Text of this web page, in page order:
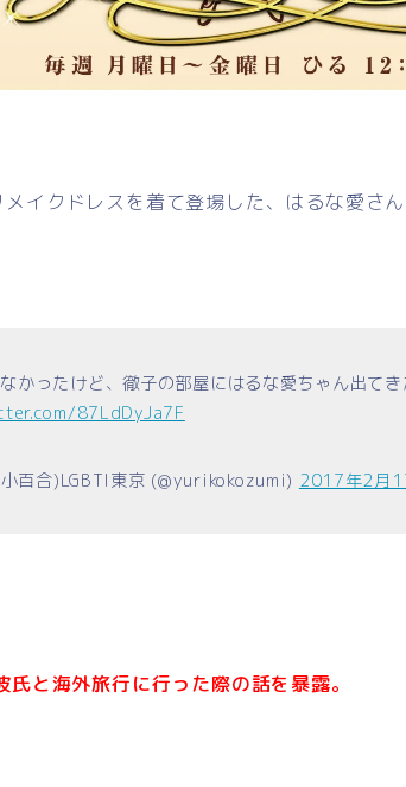
イクドレスを着て登場した、はるな愛さん
かったけど、徹子の部屋にはるな愛ちゃん出て
87LdDyJa7F
百合)LGBTI東京 (@yurikokozumi) 2017年2月
と海外旅行に行った際の話を暴露。